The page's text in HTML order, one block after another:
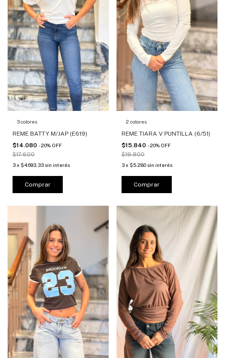
3 colores
REME BATTY M/JAP (E619)
$14.080 -20% OFF
$17.600
3x $4.693,33 sin interés
Comprar
2 colores
REME TIARA V PUNTILLA (6/51)
$15.840 -20% OFF
$19.800
3 x $5.280 sin interés
Comprar